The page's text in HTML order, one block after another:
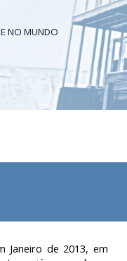
NO MUNDO
Janeiro de 2013, em